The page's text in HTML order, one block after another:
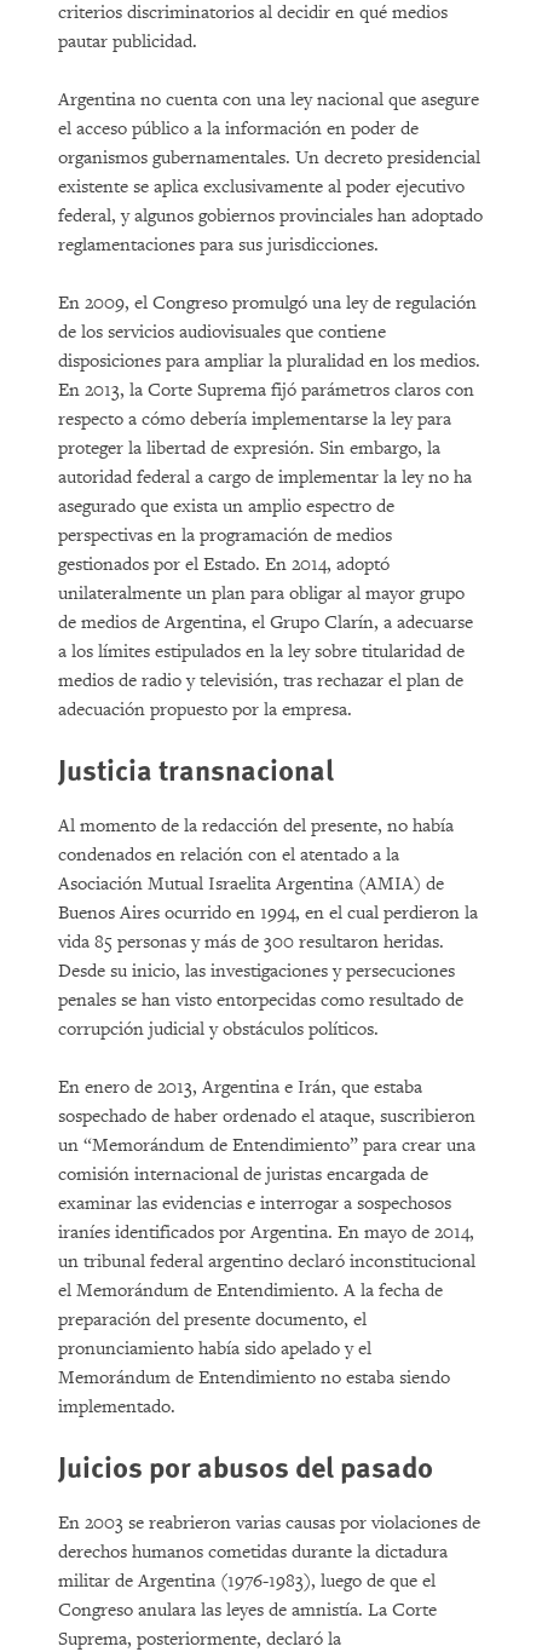
criterios discriminatorios al decidir en qué medios
pautar publicidad.
Argentina no cuenta con una ley nacional que asegure
el acceso público a la información en poder de
organismos gubernamentales. Un decreto presidencial
existente se aplica exclusivamente al poder ejecutivo
federal, y algunos gobiernos provinciales han adoptado
reglamentaciones para sus jurisdicciones.
En 2009, el Congreso promulgó una ley de regulación
de los servicios audiovisuales que contiene
disposiciones para ampliar la pluralidad en los medios.
En 2013, la Corte Suprema fijó parámetros claros con
respecto a cómo debería implementarse la ley para
proteger la libertad de expresión. Sin embargo, la
autoridad federal a cargo de implementar la ley no ha
asegurado que exista un amplio espectro de
perspectivas en la programación de medios
gestionados por el Estado. En 2014, adoptó
unilateralmente un plan para obligar al mayor grupo
de medios de Argentina, el Grupo Clarín, a adecuarse
a los límites estipulados en la ley sobre titularidad de
medios de radio y televisión, tras rechazar el plan de
adecuación propuesto por la empresa.
Justicia transnacional
Al momento de la redacción del presente, no había
condenados en relación con el atentado a la
Asociación Mutual Israelita Argentina (AMIA) de
Buenos Aires ocurrido en 1994, en el cual perdieron la
vida 85 personas y más de 300 resultaron heridas.
Desde su inicio, las investigaciones y persecuciones
penales se han visto entorpecidas como resultado de
corrupción judicial y obstáculos políticos.
En enero de 2013, Argentina e Irán, que estaba
sospechado de haber ordenado el ataque, suscribieron
un “Memorándum de Entendimiento” para crear una
comisión internacional de juristas encargada de
examinar las evidencias e interrogar a sospechosos
iraníes identificados por Argentina. En mayo de 2014,
un tribunal federal argentino declaró inconstitucional
el Memorándum de Entendimiento. A la fecha de
preparación del presente documento, el
pronunciamiento había sido apelado y el
Memorándum de Entendimiento no estaba siendo
implementado.
Juicios por abusos del pasado
En 2003 se reabrieron varias causas por violaciones de
derechos humanos cometidas durante la dictadura
militar de Argentina (1976-1983), luego de que el
Congreso anulara las leyes de amnistía. La Corte
Suprema, posteriormente, declaró la